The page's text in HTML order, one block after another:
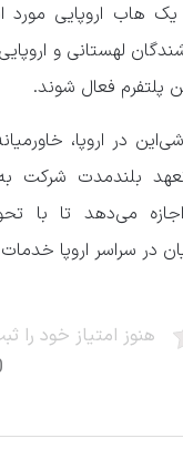
هاب اروپایی مورد
لهستانی و
پلتفرم فعال شوند.
در اروپا،
بلندمدت شرکت
می‌دهد تا با
در سراسر اروپا خدمات
هنوز امتیاز خود را